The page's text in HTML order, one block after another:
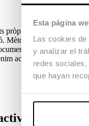
Esta página
Las cookies
y analizar el
redes
que hayan
pròpies del rodatge de
Mètodes d’investigació.
de paisatge o
accés.